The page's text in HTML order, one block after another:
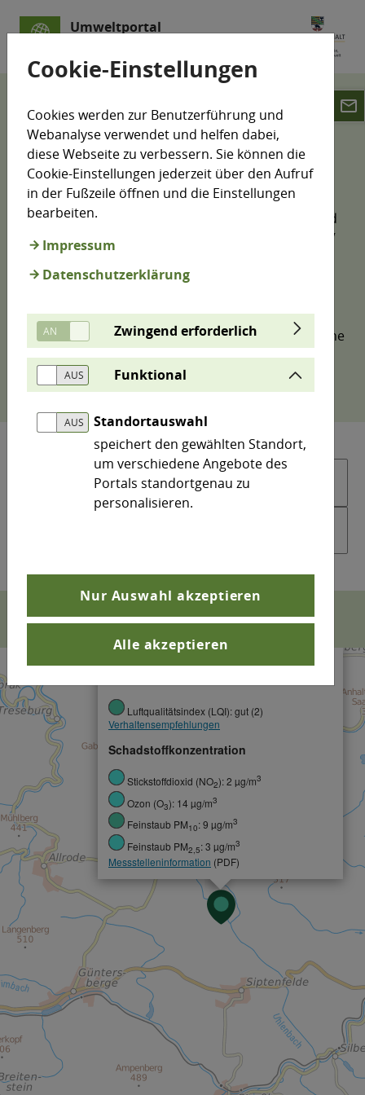
Umweltportal
LÜSA Luftmesswerte
Luftmesswerte
Das LÜSA als komplexes und integriertes Mess- und
Informationssystem hat im Vollzug der 39. BImSchV
eine Vielzahl verschiedener Anforderungen zu
erfüllen. Die wichtigste Aufgabe besteht in der
gemäß der 39. BImSchV. Die in diesem
Zusammenhang gewonnenen Messdaten bilden eine
wesentliche Grundlage für den Datenverbund
Deutschland und das europäische Luftmessnetz.
Cookie-Einstellungen
Cookies werden zur Benutzerführung und
Webanalyse verwendet und helfen dabei,
diese Webseite zu verbessern. Sie können die
Cookie-Einstellungen jederzeit über den Aufruf
in der Fußzeile öffnen und die Einstellungen
bearbeiten.
Impressum
Datenschutzerklärung
Zwingend erforderlich
Funktional
Standortauswahl
speichert den gewählten Standort,
um verschiedene Angebote des
Portals standortgenau zu
personalisieren.
Nur Auswahl akzeptieren
Alle akzeptieren
email